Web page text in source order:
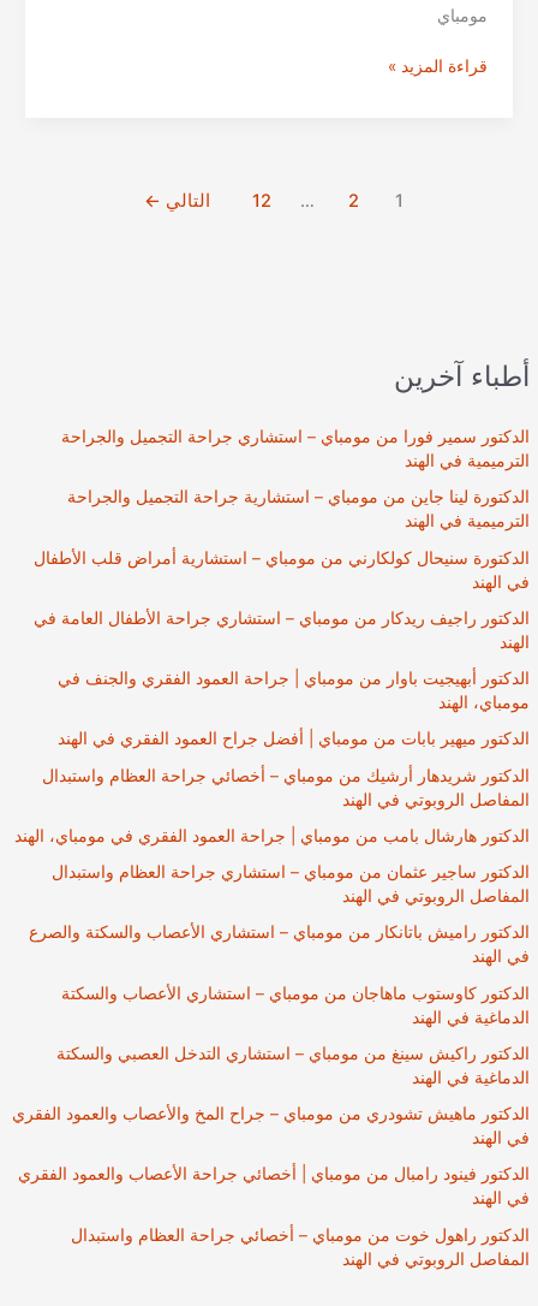
أطباء آخرين
الدكتور سمير فورا من مومباي – استشاري جراحة التجميل والجراحة
الترميمية في الهند
الدكتورة لينا جاين من مومباي – استشارية جراحة التجميل والجراحة
الترميمية في الهند
الدكتورة سنيحال كولكارني من مومباي – استشارية أمراض قلب الأطفال
في الهند
الدكتور راجيف ريدكار من مومباي – استشاري جراحة الأطفال العامة في
الهند
الدكتور أبهيجيت باوار من مومباي | جراحة العمود الفقري والجنف في
مومباي، الهند
الدكتور ميهير بابات من مومباي | أفضل جراح العمود الفقري في الهند
الدكتور شريدهار أرشيك من مومباي – أخصائي جراحة العظام واستبدال
المفاصل الروبوتي في الهند
الدكتور هارشال بامب من مومباي | جراحة العمود الفقري في مومباي، الهند
الدكتور ساجير عثمان من مومباي – استشاري جراحة العظام واستبدال
المفاصل الروبوتي في الهند
الدكتور راميش باتانكار من مومباي – استشاري الأعصاب والسكتة والصرع
في الهند
الدكتور كاوستوب ماهاجان من مومباي – استشاري الأعصاب والسكتة
الدماغية في الهند
الدكتور راكيش سينغ من مومباي – استشاري التدخل العصبي والسكتة
الدماغية في الهند
الدكتور ماهيش تشودري من مومباي – جراح المخ والأعصاب والعمود الفقري
في الهند
الدكتور فينود رامبال من مومباي | أخصائي جراحة الأعصاب والعمود الفقري
في الهند
الدكتور راهول خوت من مومباي – أخصائي جراحة العظام واستبدال
المفاصل الروبوتي في الهند
مومباي
الدكتور
الهند
قراءة المزيد »
1
2
…
12 التالي ←